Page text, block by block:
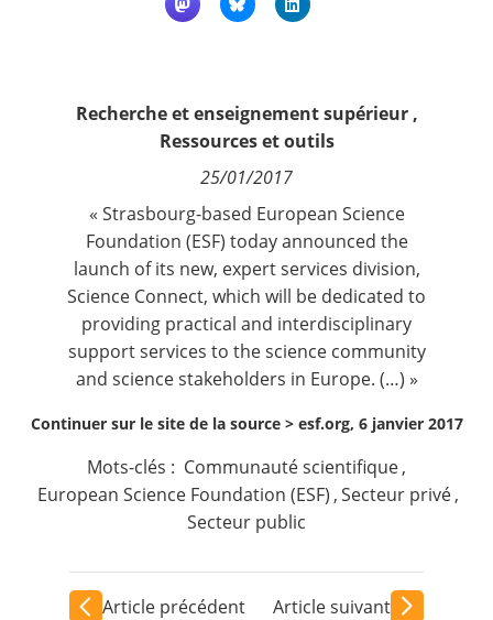
ContactRecherche et enseignement supérieur,
Ressources et outils
25/01/2017
« Strasbourg-based European Science
Foundation (ESF) today announced the
launch of its new, expert services division,
Science Connect, which will be dedicated to
providing practical and interdisciplinary
support services to the science community
and science stakeholders in Europe. (…) »
Continuer sur le site de la source > esf.org, 6 janvier 2017
Mots-clés : Communauté scientifique ,
European Science Foundation (ESF) ,Secteur privé,
Secteur public
Article précédent Article suivant